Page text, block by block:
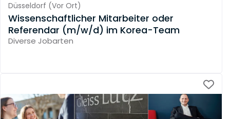
Düsseldorf (Vor Ort)
Wissenschaftlicher Mitarbeiter oder
Referendar (m/w/d) im Korea-Team
Diverse Jobarten